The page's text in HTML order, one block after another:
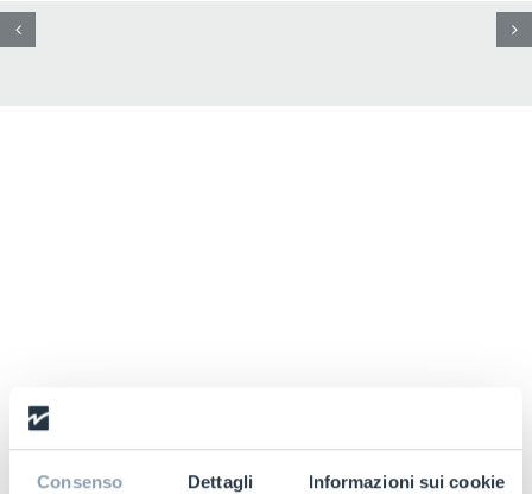
Consenso Dettagli Informazioni sui cookie